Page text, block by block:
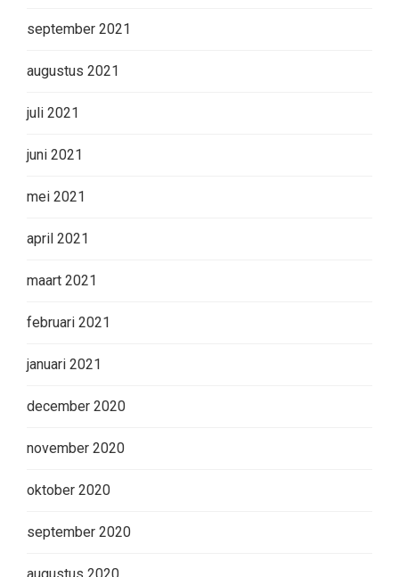
september 2021
augustus 2021
juli 2021
juni 2021
mei 2021
april 2021
maart 2021
februari 2021
januari 2021
december 2020
november 2020
oktober 2020
september 2020